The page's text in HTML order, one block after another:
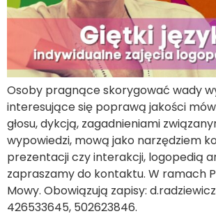
Osoby pragnące skorygować wady
interesujące się poprawą jakości
głosu, dykcją, zagadnieniami
wypowiedzi, mową jako narzędziem
prezentacji czy interakcji, logopedią
zapraszamy do kontaktu. W ramach
Mowy. Obowiązują zapisy:
426533645, 502623846.